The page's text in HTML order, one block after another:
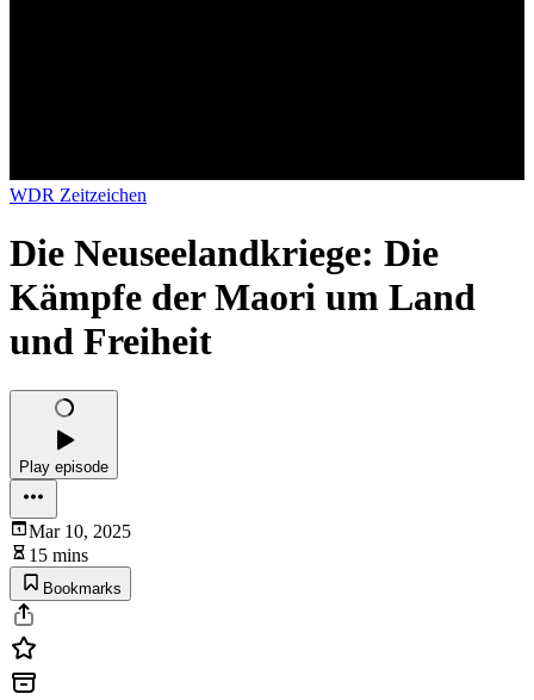
WDR Zeitzeichen
Die Neuseelandkriege: Die
Kämpfe der Maori um Land
und Freiheit
Play episode
Mar 10, 2025
15 mins
Bookmarks